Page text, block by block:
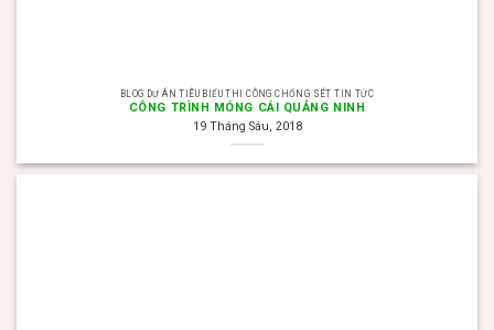
BLOG DỰ ÁN TIÊU BIỂU THI CÔNG CHỐNG SÉT TIN TỨC
CÔNG TRÌNH MÓNG CÁI QUẢNG NINH
19 Tháng Sáu, 2018